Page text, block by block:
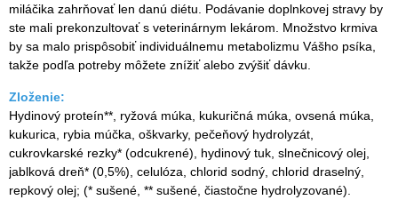
miláčika zahrňovať len danú diétu. Podávanie doplnkovej stravy by
ste mali prekonzultovať s veterinárnym lekárom. Množstvo krmiva
by sa malo prispôsobiť individuálnemu metabolizmu Vášho psíka,
takže podľa potreby môžete znížiť alebo zvýšiť dávku.
Zloženie:
Hydinový proteín**, ryžová múka, kukuričná múka, ovsená múka,
kukurica, rybia múčka, oškvarky, pečeňový hydrolyzát,
cukrovkarské rezky* (odcukrené), hydinový tuk, slnečnicový olej,
jablková dreň* (0,5%), celulóza, chlorid sodný, chlorid draselný,
repkový olej; (* sušené, ** sušené, čiastočne hydrolyzované).